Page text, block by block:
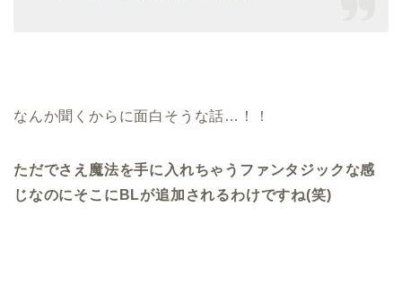
なんか聞くからに面白そうな話…！！
ただでさえ魔法を手に入れちゃうファンタジックな感
じなのにそこにBLが追加されるわけですね(笑)